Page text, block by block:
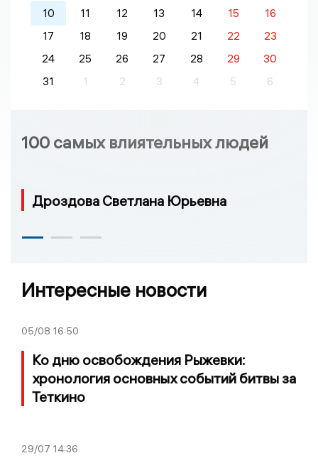
10
11 12 13 14 15
16
17
18 19 20 21 22
23
24
25 26 27 28 29
30
31
1 2 3 4 5 6
100 самых влиятельных людей
Дроздова Светлана Юрьевна
Интересные новости
05/08 16:50
Ко дню освобождения Рыжевки:
хронология основных событий битвы за
Теткино
29/07 14:36